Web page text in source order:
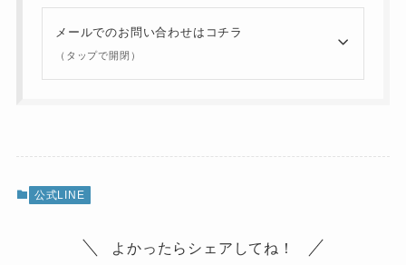
メールでのお問い合わせはコチラ
（タップで開閉）
公式LINE
よかったらシェアしてね！